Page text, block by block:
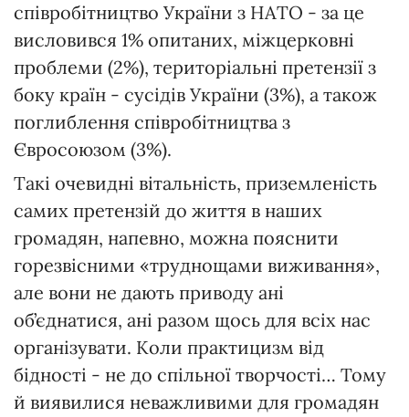
співробітництво України з НАТО - за це
висловився 1% опитаних, міжцерковні
проблеми (2%), територіальні претензії з
боку країн - сусідів України (3%), а також
поглиблення співробітництва з
Євросоюзом (3%).
Такі очевидні вітальність, приземленість
самих претензій до життя в наших
громадян, напевно, можна пояснити
горезвісними «труднощами виживання»,
але вони не дають приводу ані
об’єднатися, ані разом щось для всіх нас
організувати. Коли практицизм від
бідності - не до спільної творчості… Тому
й виявилися неважливими для громадян